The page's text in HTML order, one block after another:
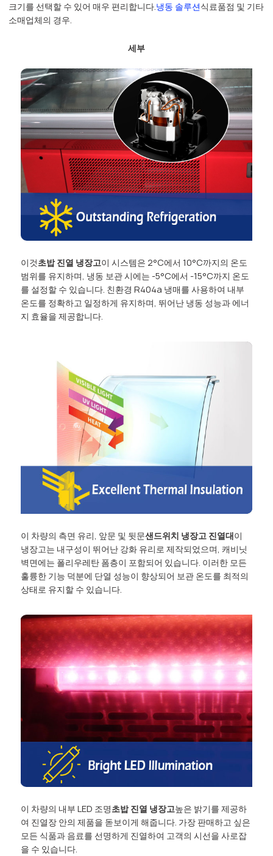
크기를 선택할 수 있어 매우 편리합니다.냉동 솔루션식료품점 및 기타
소매업체의 경우.
세부
이것초밥 진열 냉장고이 시스템은 2°C에서 10°C까지의 온도
범위를 유지하며, 냉동 보관 시에는 -5°C에서 -15°C까지 온도
를 설정할 수 있습니다. 친환경 R404a 냉매를 사용하여 내부
온도를 정확하고 일정하게 유지하며, 뛰어난 냉동 성능과 에너
지 효율을 제공합니다.
이 차량의 측면 유리, 앞문 및 뒷문샌드위치 냉장고 진열대이
냉장고는 내구성이 뛰어난 강화 유리로 제작되었으며, 캐비닛
벽면에는 폴리우레탄 폼층이 포함되어 있습니다. 이러한 모든
훌륭한 기능 덕분에 단열 성능이 향상되어 보관 온도를 최적의
상태로 유지할 수 있습니다.
이 차량의 내부 LED 조명초밥 진열 냉장고높은 밝기를 제공하
여 진열장 안의 제품을 돋보이게 해줍니다. 가장 판매하고 싶은
모든 식품과 음료를 선명하게 진열하여 고객의 시선을 사로잡
을 수 있습니다.